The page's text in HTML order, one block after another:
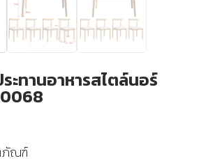
ะทานอาหารสไตล์นอร์
ภัณฑ์